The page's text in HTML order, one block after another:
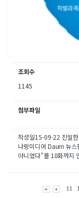
조회수
1145
첨부파일
작성일15-09-22 친밀한
나랑미디어 Daum 뉴스
아니었다”를 10화까지
11